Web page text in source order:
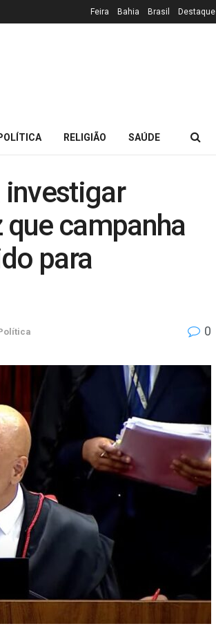
Feira Bahia Brasil Destaque
RELIGIÃO SAÚDE
investigar
campanha
para
0